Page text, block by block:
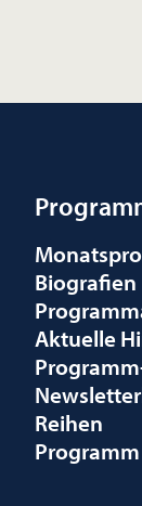
Biografien
Aktuelle
Reihen